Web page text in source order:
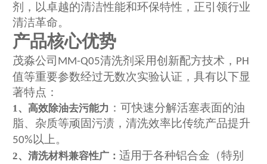
剂，以卓越的清洁性能和环保特性，正引领行业
清洁革命。
产品核心优势
茂淼公司 MM-Q05清洗剂采用创新配方技术， PH
值等重要参数经过无数次实验认证 ， 具有以下显
著特点：
1、 高效除油去污能力 ：可快速分解活塞表面的油
脂、 杂质等顽固污渍，清洗效率比传统产品提升
50% 以上。
2、 清洗材料兼容性广 ： 适用于各种铝合金（特别